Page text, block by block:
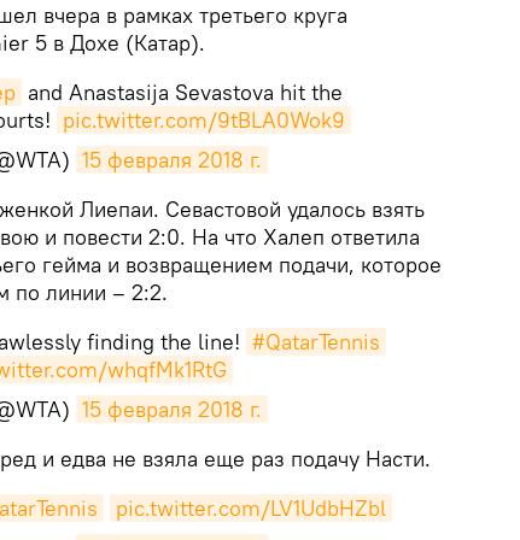
вчера в рамках третьего круга
5 в Дохе (Катар).
and Anastasija Sevastova hit the
pic.twitter.com/9tBLA0Wok9
15 февраля 2018 г.
Лиепаи. Севастовой удалось взять
и повести 2:0. На что Халеп ответила
гейма и возвращением подачи, которое
по линии – 2:2.
finding the line! #QatarTennis
whqfMk1RtG
15 февраля 2018 г.
и едва не взяла еще раз подачу Насти.
pic.twitter.com/LV1UdbHZbl